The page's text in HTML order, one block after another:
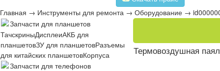
Главная → Инструменты для ремонта → Оборудование →
Запчасти для планшетов
ТачскриныДисплеиАКБ для
планшетовЗУ для планшетовРазъемы
для китайских планшетовКорпуса
Запчасти для телефонов
Термовоздушная